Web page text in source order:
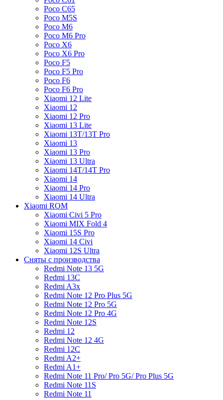
Poco C65
Poco M5S
Poco M6
Poco M6 Pro
Poco X6
Poco X6 Pro
Poco F5
Poco F5 Pro
Poco F6
Poco F6 Pro
Xiaomi 12 Lite
Xiaomi 12
Xiaomi 12 Pro
Xiaomi 13 Lite
Xiaomi 13T/13T Pro
Xiaomi 13
Xiaomi 13 Pro
Xiaomi 13 Ultra
Xiaomi 14T/14T Pro
Xiaomi 14
Xiaomi 14 Pro
Xiaomi 14 Ultra
Xiaomi ROM
Xiaomi Civi 5 Pro
Xiaomi MIX Fold 4
Xiaomi 15S Pro
Xiaomi 14 Civi
Xiaomi 12S Ultra
Сняты с производства
Redmi Note 13 5G
Redmi 13C
Redmi A3x
Redmi Note 12 Pro Plus 5G
Redmi Note 12 Pro 5G
Redmi Note 12 Pro 4G
Redmi Note 12S
Redmi 12
Redmi Note 12 4G
Redmi 12C
Redmi A2+
Redmi A1+
Redmi Note 11 Pro/ Pro 5G/ Pro Plus 5G
Redmi Note 11S
Redmi Note 11